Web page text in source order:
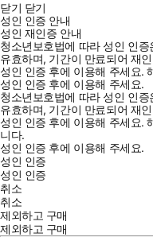
닫기 닫기
성인 인증 안내
성인 재인증 안내
청소년보호법에 따라 성인 인증
유효하며, 기간이 만료되어 재
성인 인증 후에 이용해 주세요.
성인 인증 후에 이용해 주세요.
청소년보호법에 따라 성인 인증
유효하며, 기간이 만료되어 재
성인 인증 후에 이용해 주세요.
니다.
성인 인증 후에 이용해 주세요.
성인 인증
성인 인증
취소
취소
제외하고 구매
제외하고 구매